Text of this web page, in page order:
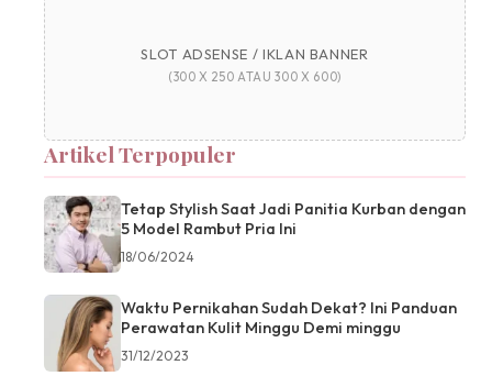
SLOT ADSENSE / IKLAN BANNER
(300 X 250 ATAU 300 X 600)
Artikel Terpopuler
Tetap Stylish Saat Jadi Panitia Kurban dengan
5 Model Rambut Pria Ini
18/06/2024
Waktu Pernikahan Sudah Dekat? Ini Panduan
Perawatan Kulit Minggu Demi minggu
31/12/2023